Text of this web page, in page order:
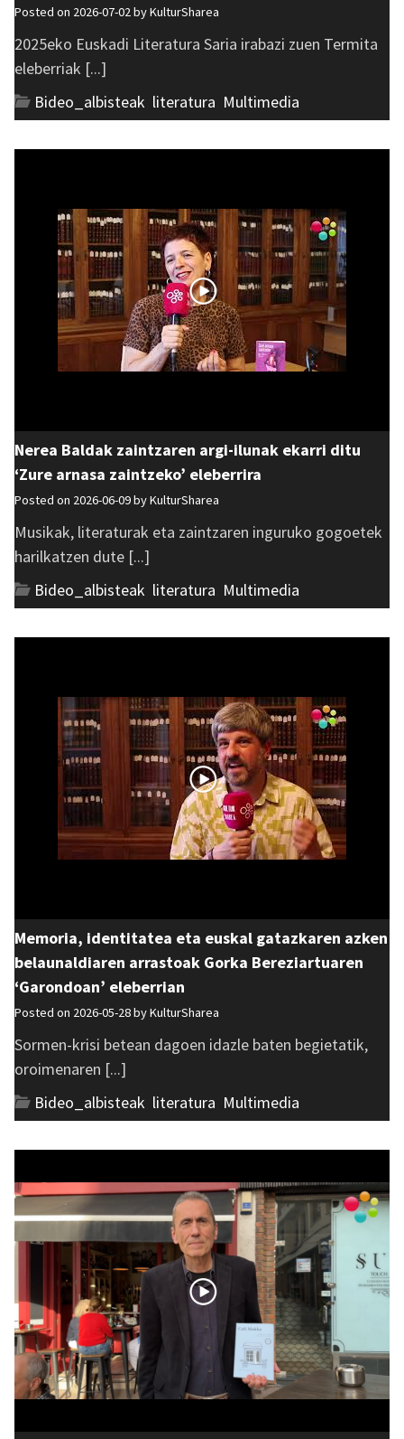
Posted on 2026-07-02 byKulturSharea
2025eko Euskadi Literatura Saria irabazi zuen Termita
eleberriak [...]
Bideo_albisteak literatura Multimedia
Nerea Baldak zaintzaren argi-ilunak ekarri ditu
‘Zure arnasa zaintzeko’ eleberrira
Posted on 2026-06-09 byKulturSharea
Musikak, literaturak eta zaintzaren inguruko gogoetek
harilkatzen dute [...]
Bideo_albisteak literatura Multimedia
Memoria, identitatea eta euskal gatazkaren azken
belaunaldiaren arrastoak Gorka Bereziartuaren
‘Garondoan’ eleberrian
Posted on 2026-05-28 byKulturSharea
Sormen-krisi betean dagoen idazle baten begietatik,
oroimenaren [...]
Bideo_albisteak literatura Multimedia